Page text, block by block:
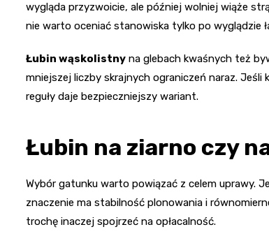
wygląda przyzwoicie, ale później wolniej wiąże
nie warto oceniać stanowiska tylko po wyglądzie
Łubin wąskolistny na glebach kwaśnych też
mniejszej liczby skrajnych ograniczeń naraz. Jeśli
reguły daje bezpieczniejszy wariant.
Łubin na ziarno czy
Wybór gatunku warto powiązać z celem uprawy.
znaczenie ma stabilność plonowania i
trochę inaczej spojrzeć na opłacalność.